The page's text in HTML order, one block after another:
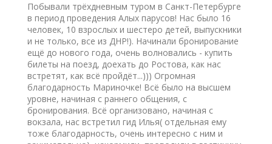
Побывали трёхдневным туром в Санкт-Петербурге
в период проведения Алых парусов! Нас было 16
человек, 10 взрослых и шестеро детей, выпускники
и не только, все из ДНР!). Начинали бронирование
ещё до нового года, очень волновались - купить
билеты на поезд, доехать до Ростова, как нас
встретят, как всё пройдёт...))) Огромная
благодарность Мариночке! Всё было на высшем
уровне, начиная с раннего общения, с
бронирования. Всё организовано, начиная с
вокзала, нас встретил гид Илья( отдельная ему
тоже благодарность, очень интересно с ним и